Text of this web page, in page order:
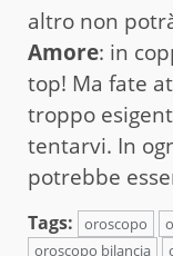
altro non
Amore: in
top! Ma fate
troppo
tentarvi. In
potrebbe
Tags: oroscopo
oroscopo bilancia